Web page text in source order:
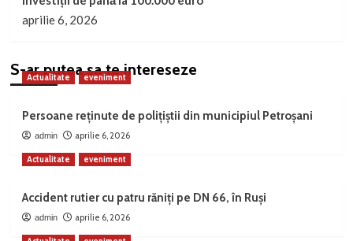
aprilie 6, 2026
S-ar putea sa te intereseze
Actualitate eveniment
Persoane reținute de polițiștii din municipiul Petroșani
admin aprilie 6, 2026
Actualitate eveniment
Accident rutier cu patru răniți pe DN 66, în Ruși
admin aprilie 6, 2026